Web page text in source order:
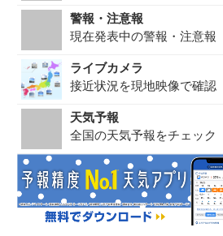
警報・注意報
現在発表中の警報・注意報
ライブカメラ
接近状況を現地映像で確認
天気予報
全国の天気予報をチェック